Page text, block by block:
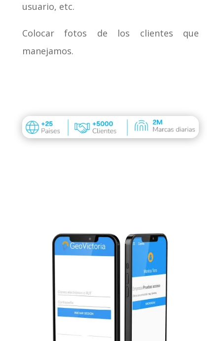
usuario, etc.
Colocar fotos de los clientes que
manejamos.